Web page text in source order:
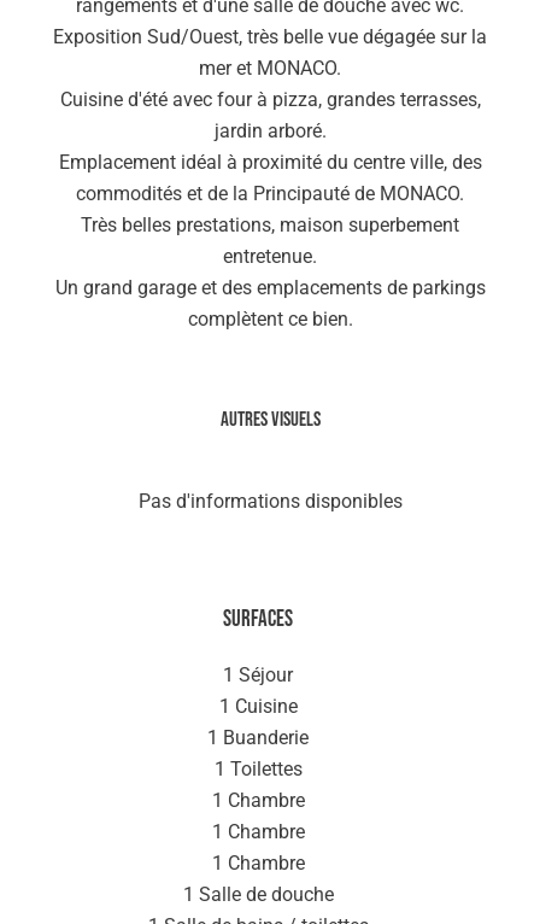
rangements et d'une salle de douche avec wc.
Exposition Sud/Ouest, très belle vue dégagée sur la
mer et MONACO.
Cuisine d'été avec four à pizza, grandes terrasses,
jardin arboré.
Emplacement idéal à proximité du centre ville, des
commodités et de la Principauté de MONACO.
Très belles prestations, maison superbement
entretenue.
Un grand garage et des emplacements de parkings
complètent ce bien.
Autres visuels
Pas d'informations disponibles
Surfaces
1 Séjour
1 Cuisine
1 Buanderie
1 Toilettes
1 Chambre
1 Chambre
1 Chambre
1 Salle de douche